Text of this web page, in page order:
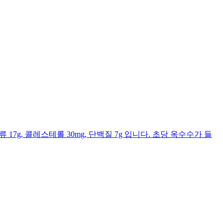
17g, 콜레스테롤 30mg, 단백질 7g 입니다. 초당 옥수수가 들